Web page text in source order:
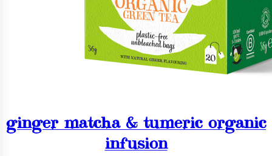
ginger matcha & tumeric organic
infusion